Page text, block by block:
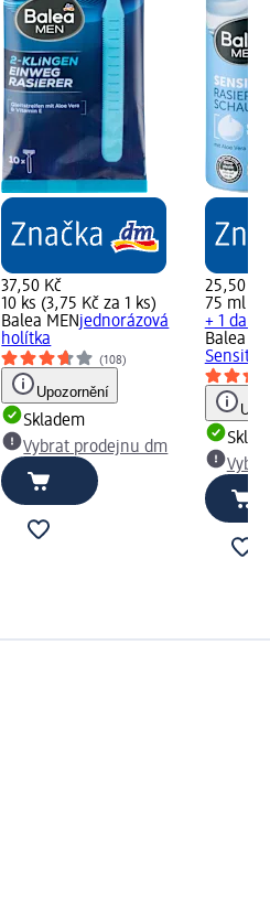
37,50 Kč
10 ks (3,75 Kč za 1 ks)
Balea MENjednorázová
holítka
(108)
Upozornění
Skladem
Vybrat prodejnu dm
25,50 Kč
75 ml
+ 1 další
Balea